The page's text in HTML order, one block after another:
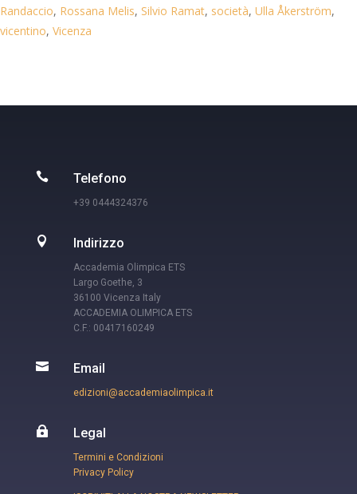
Randaccio, Rossana Melis, Silvio Ramat, società, Ulla Åkerström,
vicentino, Vicenza
 Telefono
+39 0444324376
 Indirizzo
Accademia Olimpica ETS
Largo Goethe, 3
36100 Vicenza Italy
ACCADEMIA OLIMPICA ETS
C.F.: 00417160249
 Email
edizioni@accademiaolimpica.it
 Legal
Termini e Condizioni
Privacy Policy